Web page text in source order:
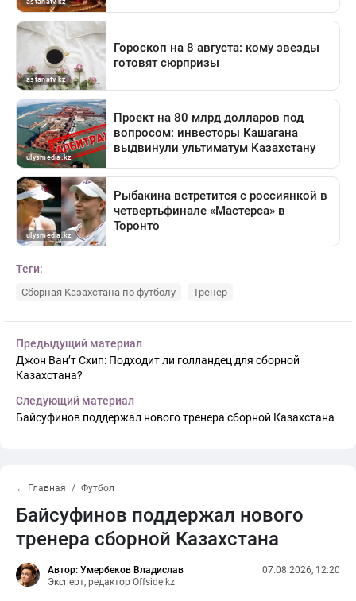
Теги:
Сборная Казахстана по футболу Тренер
Предыдущий материал
Джон Ван’т Схип: Подходит ли голландец для сборной
Казахстана?
Следующий материал
Байсуфинов поддержал нового тренера сборной Казахстана
← Главная Футбол
Байсуфинов поддержал нового
тренера сборной Казахстана
Автор: Умербеков Владислав
Эксперт, редактор Offside.kz
07.08.2026, 12:20